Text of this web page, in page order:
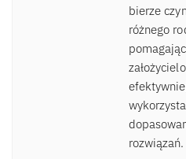
bierze
różnego
rozwiązań.